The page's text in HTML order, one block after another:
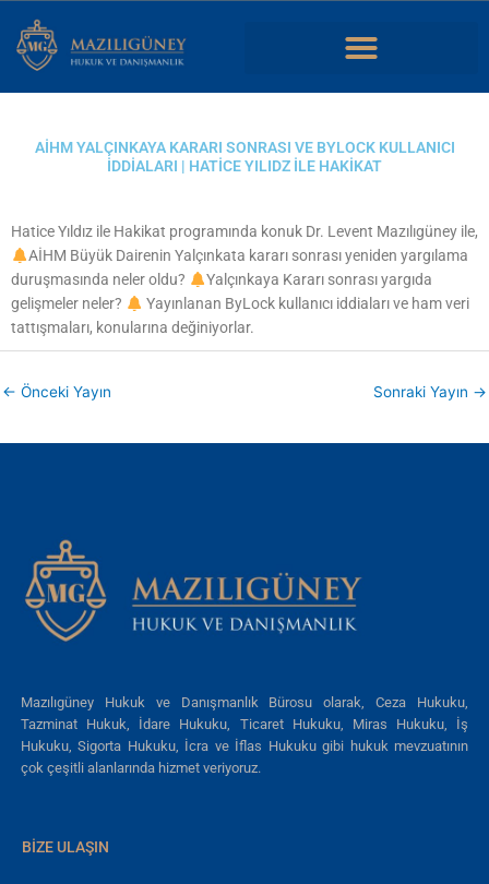
atla
récent dont oncasino en ligne nouveau observe l’interface,
l’organisation des jeux, l’espace utilisateur et la manière dont les
AİHM YALÇINKAYA KARARI SONRASI VE BYLOCK KULLANICI
İDDIALARI | HATICE YILIDZ ILE HAKIKAT
Hatice Yıldız ile Hakikat programında konuk Dr. Levent Mazılıgüney ile,
AİHM Büyük Dairenin Yalçınkata kararı sonrası yeniden yargılama
duruşmasında neler oldu?
Yalçınkaya Kararı sonrası yargıda
gelişmeler neler?
Yayınlanan ByLock kullanıcı iddiaları ve ham veri
tattışmaları, konularına değiniyorlar.
← Önceki Yayın Sonraki Yayın →
Mazılıgüney Hukuk ve Danışmanlık Bürosu olarak, Ceza Hukuku,
Tazminat Hukuk, İdare Hukuku, Ticaret Hukuku, Miras Hukuku, İş
Hukuku, Sigorta Hukuku, İcra ve İflas Hukuku gibi hukuk mevzuatının
çok çeşitli alanlarında hizmet veriyoruz.
BIZE ULAŞIN